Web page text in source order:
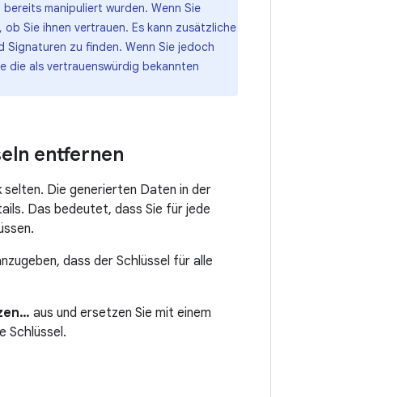
manipuliert wurden. Wenn Sie
Sie ihnen vertrauen. Es kann zusätzliche
zu finden. Wenn Sie jedoch
die als vertrauenswürdig bekannten
entfernen
selten. Die generierten Daten in der
Das bedeutet, dass Sie für jede
dass der Schlüssel für alle
aus und ersetzen Sie mit einem
Schlüssel.